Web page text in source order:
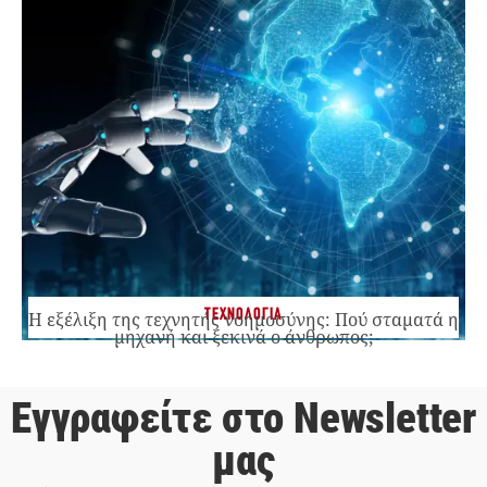
ΤΕΧΝΟΛΟΓΙΑ
Η εξέλιξη της τεχνητής νοημοσύνης: Πού σταματά η
μηχανή και ξεκινά ο άνθρωπος;
Εγγραφείτε στο Newsletter
μας